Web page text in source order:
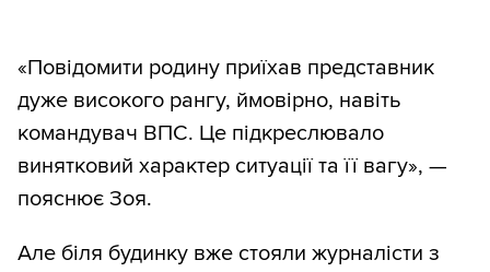
«Повідомити родину приїхав представник
дуже високого рангу, ймовірно, навіть
командувач ВПС. Це підкреслювало
винятковий характер ситуації та її вагу», —
пояснює Зоя.
Але біля будинку вже стояли журналісти з